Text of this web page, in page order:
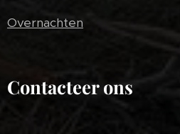
Overnachten
Contacteer ons